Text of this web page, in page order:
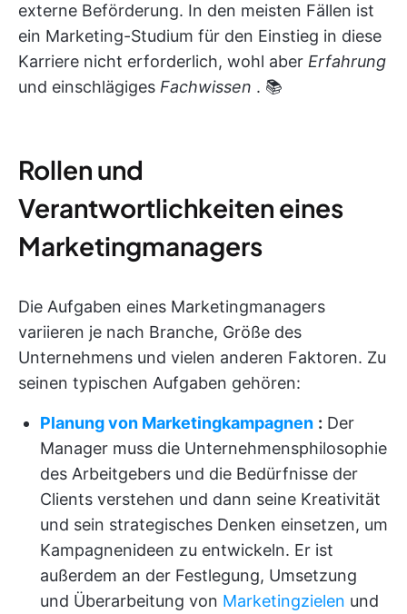
externe Beförderung. In den meisten Fällen ist
ein Marketing-Studium für den Einstieg in diese
Karriere nicht erforderlich, wohl aber Erfahrung
und einschlägiges Fachwissen . 📚
Rollen und
Verantwortlichkeiten eines
Marketingmanagers
Die Aufgaben eines Marketingmanagers
variieren je nach Branche, Größe des
Unternehmens und vielen anderen Faktoren. Zu
seinen typischen Aufgaben gehören:
Planung von Marketingkampagnen : Der
Manager muss die Unternehmensphilosophie
des Arbeitgebers und die Bedürfnisse der
Clients verstehen und dann seine Kreativität
und sein strategisches Denken einsetzen, um
Kampagnenideen zu entwickeln. Er ist
außerdem an der Festlegung, Umsetzung
und Überarbeitung von Marketingzielen und